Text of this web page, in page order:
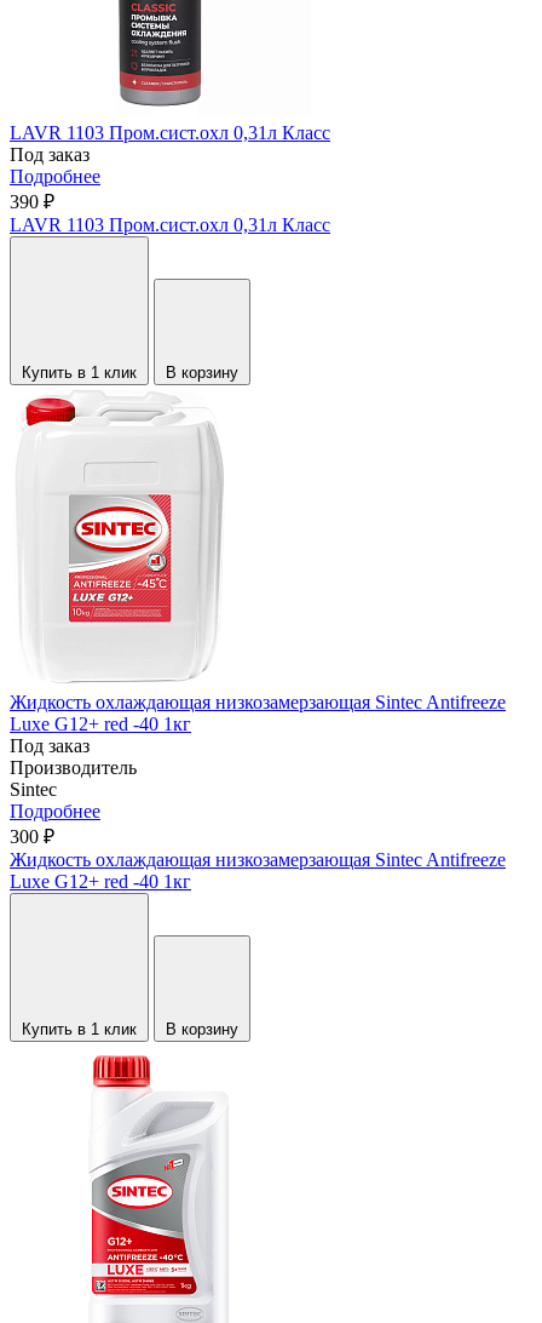
LAVR 1103 Пром.сист.охл 0,31л Класс
Под заказ
Подробнее
390 ₽
LAVR 1103 Пром.сист.охл 0,31л Класс
Купить в 1 клик В корзину
Жидкость охлаждающая низкозамерзающая Sintec Antifreeze
Luxe G12+ red -40 1кг
Под заказ
Производитель
Sintec
Подробнее
300 ₽
Жидкость охлаждающая низкозамерзающая Sintec Antifreeze
Luxe G12+ red -40 1кг
Купить в 1 клик В корзину